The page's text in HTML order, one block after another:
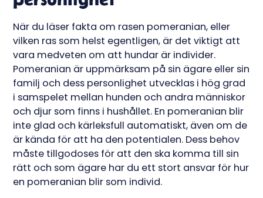
När du läser fakta om rasen pomeranian, eller
vilken ras som helst egentligen, är det viktigt att
vara medveten om att hundar är individer.
Pomeranian är uppmärksam på sin ägare eller sin
familj och dess personlighet utvecklas i hög grad
i samspelet mellan hunden och andra människor
och djur som finns i hushållet. En pomeranian blir
inte glad och kärleksfull automatiskt, även om de
är kända för att ha den potentialen. Dess behov
måste tillgodoses för att den ska komma till sin
rätt och som ägare har du ett stort ansvar för hur
en pomeranian blir som individ.